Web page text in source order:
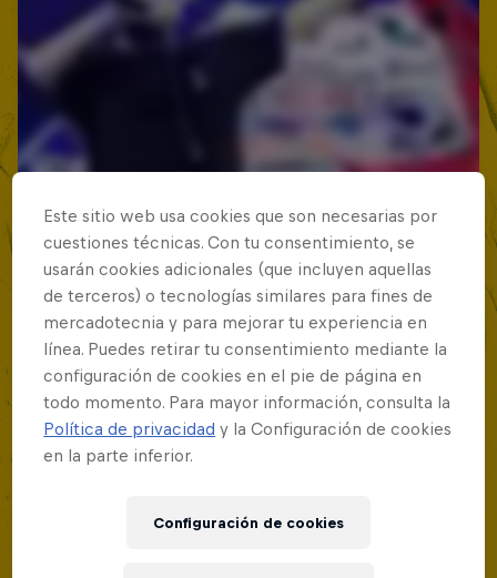
Red Bull Batalla Nueva Historia:
Este sitio web usa cookies que son necesarias por
cuestiones técnicas. Con tu consentimiento, se
usarán cookies adicionales (que incluyen aquellas
de terceros) o tecnologías similares para fines de
mercadotecnia y para mejorar tu experiencia en
línea. Puedes retirar tu consentimiento mediante la
configuración de cookies en el pie de página en
todo momento. Para mayor información, consulta la
Política de privacidad y la Configuración de cookies
en la parte inferior.
Configuración de cookies